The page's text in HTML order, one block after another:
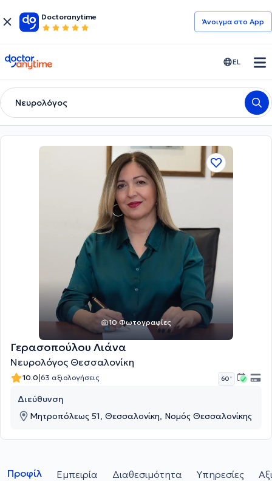
Doctoranytime
Άνοιγμα στο App
doctoranytime EL
Νευρολόγος
10 Φωτογραφίες
Γερασοπούλου Λιάνα
Νευρολόγος Θεσσαλονίκη
10.0|63 αξιολογήσεις 60 '
Διεύθυνση
Μητροπόλεως 51, Θεσσαλονίκη, Νομός Θεσσαλονίκης
Προφίλ Εμπειρία Διαθεσιμότητα Υπηρεσίες